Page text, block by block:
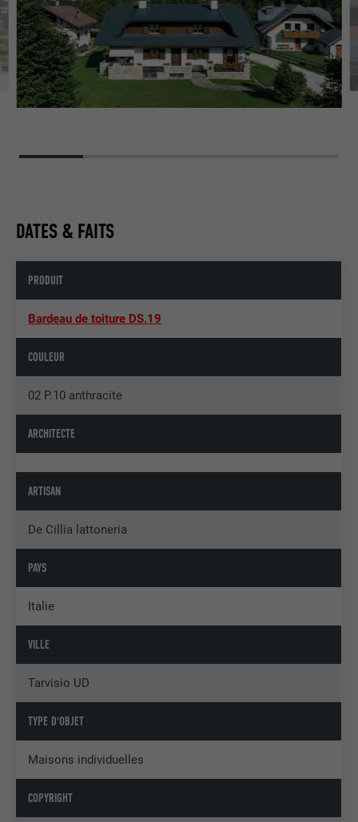
DATES & FAITS
PRODUIT
Bardeau de toiture DS.19
COULEUR
02 P.10 anthracite
ARCHITECTE
ARTISAN
De Cillia lattoneria
PAYS
Italie
VILLE
Tarvisio UD
TYPE D'OBJET
Maisons individuelles
COPYRIGHT